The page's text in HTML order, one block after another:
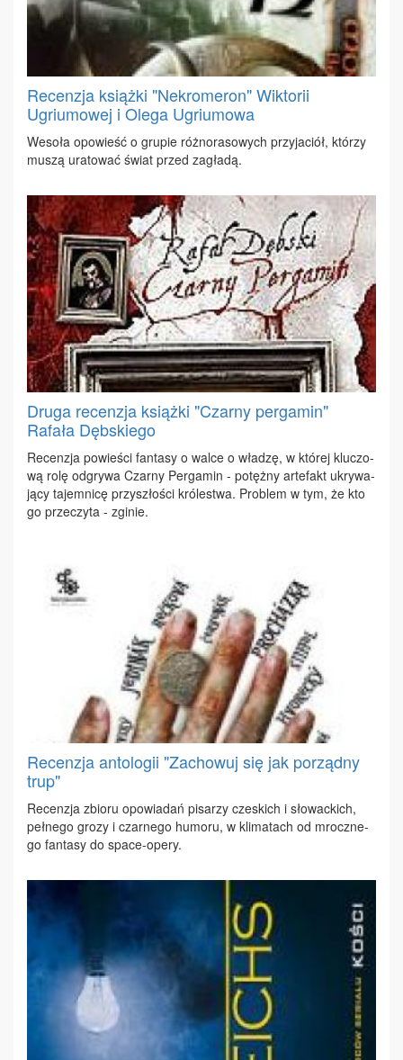
Recenzja książki "Nekromeron" Wiktorii
Ugriumowej i Olega Ugriumowa
We­so­ła opo­wieść o gru­pie róż­no­ra­so­wych przy­ja­ciół, któ­rzy
mu­szą ura­to­wać świat przed za­gła­dą.
Druga recenzja książki "Czarny pergamin"
Rafała Dębskiego
Re­cen­zja po­wie­ści fan­ta­sy o wal­ce o wła­dzę, w któ­rej klu­czo­
wą ro­lę od­gry­wa Czar­ny Per­ga­min - po­tęż­ny ar­te­fakt ukry­wa­
ją­cy ta­jem­ni­cę przy­szło­ści kró­le­stwa. Pro­blem w tym, że kto
go prze­czy­ta - zgi­nie.
Recenzja antologii "Zachowuj się jak porządny
trup"
Re­cen­zja zbio­ru opo­wia­dań pi­sa­rzy cze­skich i sło­wac­kich,
peł­ne­go gro­zy i czar­ne­go hu­mo­ru, w kli­ma­tach od mrocz­ne­
go fan­ta­sy do spa­ce-ope­ry.